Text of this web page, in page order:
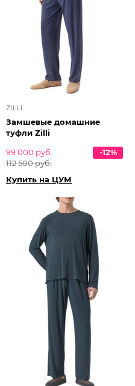
ZILLI
Замшевые домашние
туфли Zilli
99 000 руб.
112 500 руб.
-12%
Купить на ЦУМ